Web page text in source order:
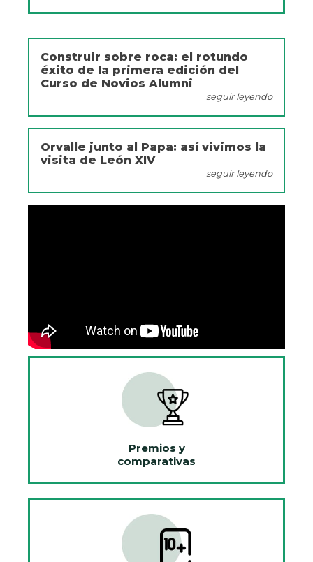
Construir sobre roca: el rotundo
éxito de la primera edición del
Curso de Novios Alumni
seguir leyendo
Orvalle junto al Papa: así vivimos la
visita de León XIV
seguir leyendo
Premios y
comparativas